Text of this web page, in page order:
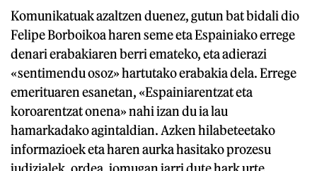
Komunikatuak azaltzen duenez, gutun bat bidali dio
Felipe Borboikoa haren seme eta Espainiako errege
denari erabakiaren berri emateko, eta adierazi
«sentimendu osoz» hartutako erabakia dela. Errege
emerituaren esanetan, «Espainiarentzat eta
koroarentzat onena» nahi izan du ia lau
hamarkadako agintaldian. Azken hilabeteetako
informazioek eta haren aurka hasitako prozesu
judizialek, ordea, jomugan jarri dute hark urte